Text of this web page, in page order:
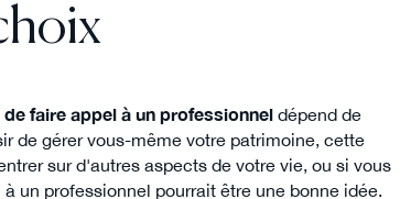
faire appel à un professionnel dépend de
de gérer vous-même votre patrimoine, cette
sur d'autres aspects de votre vie, ou si vous
un professionnel pourrait être une bonne idée.